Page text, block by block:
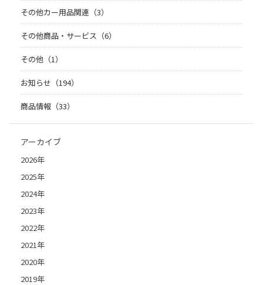
その他カー用品関連（3）
その他商品・サービス（6）
その他（1）
お知らせ（194）
商品情報（33）
アーカイブ
2026年
2025年
2024年
2023年
2022年
2021年
2020年
2019年